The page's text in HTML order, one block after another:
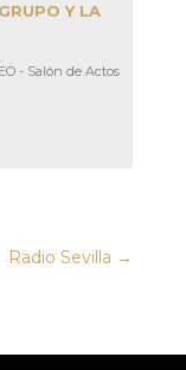
Y LA
- Salón de Actos
Radio Sevilla →